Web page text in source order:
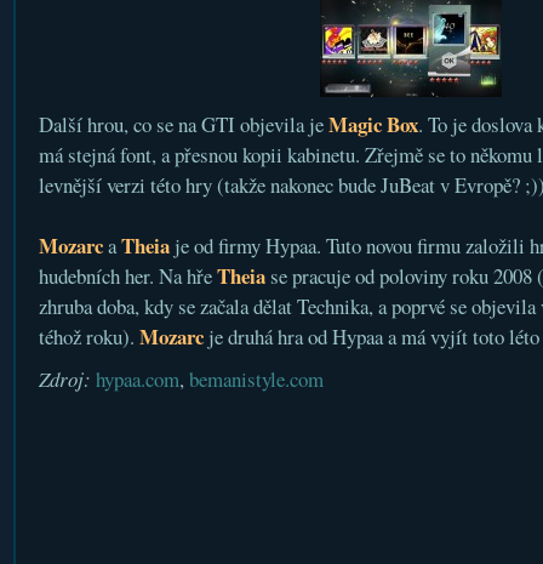
Další hrou, co se na GTI objevila jeMagic Box. To je doslova
má stejná font, a přesnou kopii kabinetu. Zřejmě se to
levnější verzi této hry (takže nakonec bude JuBeat v Evropě?
MozarcaTheia je od firmy Hypaa. Tuto novou firmu založili
hudebních her. Na hřeTheia se pracuje od poloviny roku 2008
zhruba doba, kdy se začala dělat Technika, a poprvé se
téhož roku). Mozarc je druhá hra od Hypaa a má vyjít toto
Zdroj: hypaa.com,bemanistyle.com